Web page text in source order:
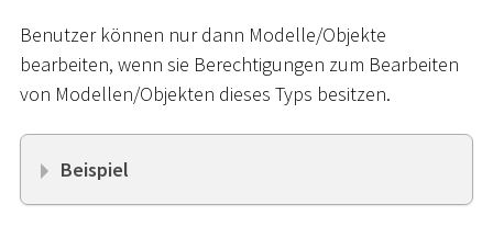
Benutzer können nur dann Modelle/Objekte
bearbeiten, wenn sie Berechtigungen zum Bearbeiten
von Modellen/Objekten dieses Typs besitzen.
Beispiel